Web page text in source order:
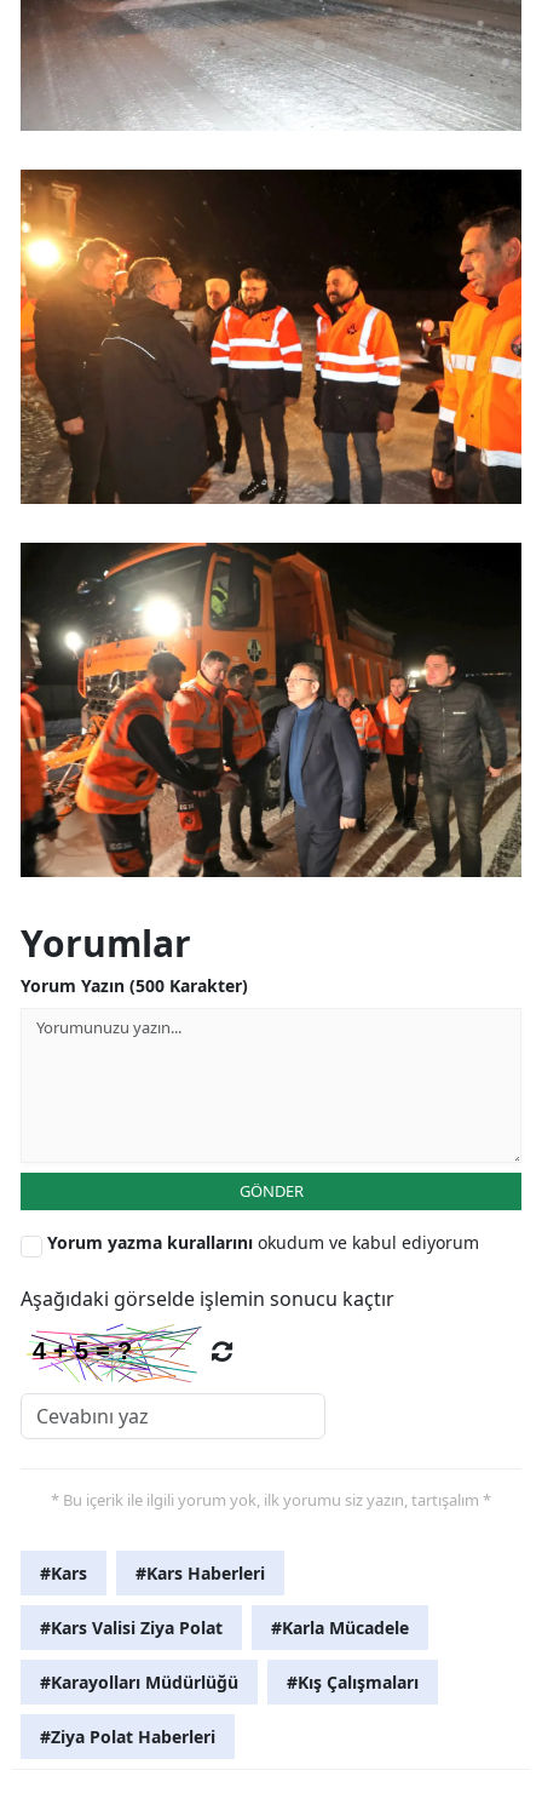
Yorumlar
Yorum Yazın (500 Karakter)
GÖNDER
Yorum yazma kurallarını okudum ve kabul ediyorum
Aşağıdaki görselde işlemin sonucu kaçtır
* Bu içerik ile ilgili yorum yok, ilk yorumu siz yazın, tartışalım *
#Kars #Kars Haberleri
#Kars Valisi Ziya Polat #Karla Mücadele
#Karayolları Müdürlüğü #Kış Çalışmaları
#Ziya Polat Haberleri